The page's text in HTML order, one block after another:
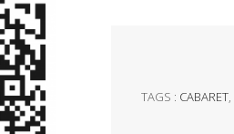
TAGS : CABARET,